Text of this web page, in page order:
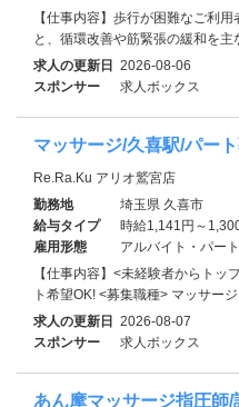
【仕事内容】歩行が困難なご利
と、循環改善や筋緊張の緩和を
求人の更新日 2026-08-06
スポンサー
求人ボックス
マッサージ/久喜駅/パー
Re.Ra.Ku アリオ鷲宮店
勤務地
埼玉県 久喜市
給与タイプ
時給1,141円～
雇用形態
アルバイト・パート
【仕事内容】<未経験者からトッ
ト希望OK! <募集職種> マッサー
求人の更新日 2026-08-07
スポンサー
求人ボックス
あん摩マッサージ指圧師/